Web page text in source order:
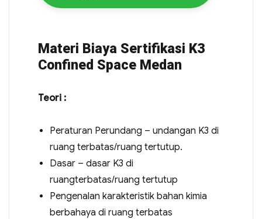
Materi Biaya Sertifikasi K3
Confined Space Medan
Teori :
Peraturan Perundang – undangan K3 di
ruang terbatas/ruang tertutup.
Dasar – dasar K3 di
ruangterbatas/ruang tertutup
Pengenalan karakteristik bahan kimia
berbahaya di ruang terbatas